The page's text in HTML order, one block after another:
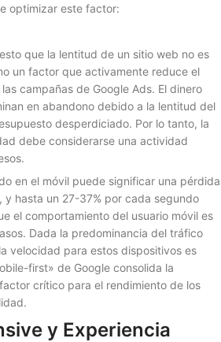
optimizar este factor:
que la lentitud de un sitio web no es
un factor que activamente reduce el
campañas de Google Ads. El dinero
en abandono debido a la lentitud del
desperdiciado. Por lo tanto, la
debe considerarse una actividad
en el móvil puede significar una pérdida
y hasta un 27-37% por cada segundo
el comportamiento del usuario móvil es
Dada la predominancia del tráfico
velocidad para estos dispositivos es
first» de Google consolida la
crítico para el rendimiento de los
y Experiencia